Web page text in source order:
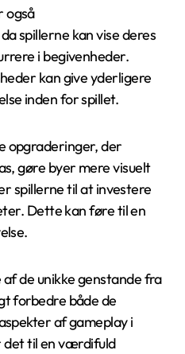
også
spillerne kan vise deres
i begivenheder.
kan give yderligere
inden for spillet.
opgraderinger, der
gøre byer mere visuelt
spillerne til at investere
Dette kan føre til en
de unikke genstande fra
forbedre både de
af gameplay i
det til en værdifuld